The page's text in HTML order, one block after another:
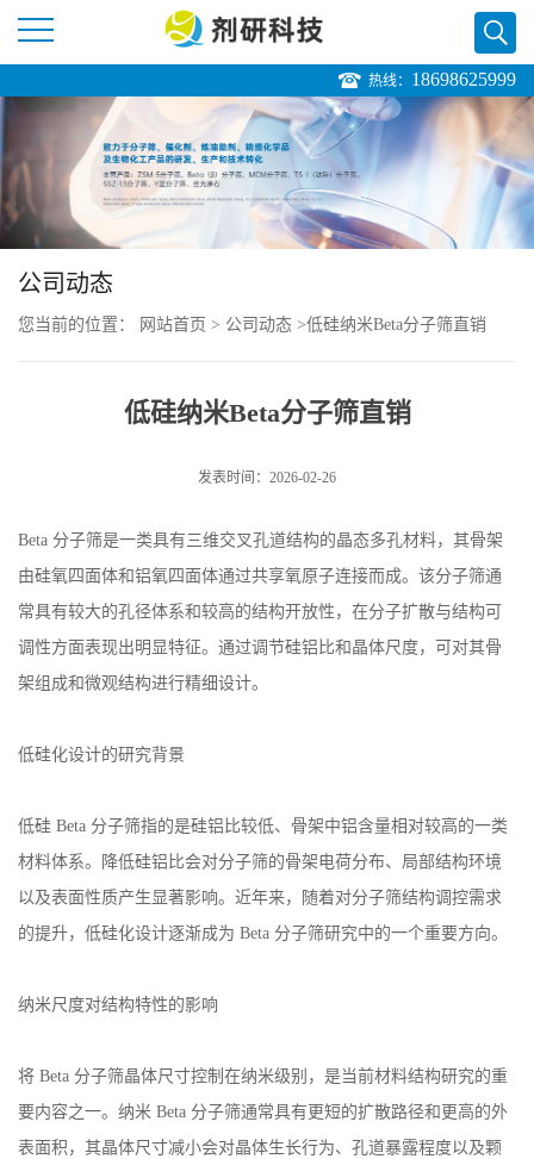
页
公
公
动
态
品
展
书
热线： 18698625999
公司动态
您当前的位置： 网站首页 > 公司动态 >低硅纳米Beta分子筛直销
低硅纳米Beta分子筛直销
发表时间：2026-02-26
Beta 分子筛是一类具有三维交叉孔道结构的晶态多孔材料，其骨架
由硅氧四面体和铝氧四面体通过共享氧原子连接而成。该分子筛通
常具有较大的孔径体系和较高的结构开放性，在分子扩散与结构可
调性方面表现出明显特征。通过调节硅铝比和晶体尺度，可对其骨
架组成和微观结构进行精细设计。
低硅化设计的研究背景
低硅 Beta 分子筛指的是硅铝比较低、骨架中铝含量相对较高的一类
材料体系。降低硅铝比会对分子筛的骨架电荷分布、局部结构环境
以及表面性质产生显著影响。近年来，随着对分子筛结构调控需求
的提升，低硅化设计逐渐成为 Beta 分子筛研究中的一个重要方向。
纳米尺度对结构特性的影响
将 Beta 分子筛晶体尺寸控制在纳米级别，是当前材料结构研究的重
要内容之一。纳米 Beta 分子筛通常具有更短的扩散路径和更高的外
表面积，其晶体尺寸减小会对晶体生长行为、孔道暴露程度以及颗